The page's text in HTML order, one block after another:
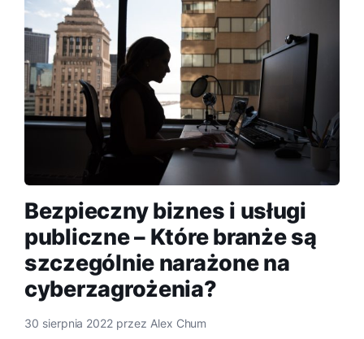
Bezpieczny biznes i usługi
publiczne – Które branże są
szczególnie narażone na
cyberzagrożenia?
30 sierpnia 2022 przez Alex Chum